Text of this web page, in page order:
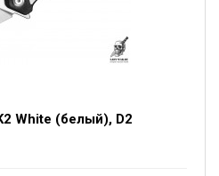
White (белый), D2